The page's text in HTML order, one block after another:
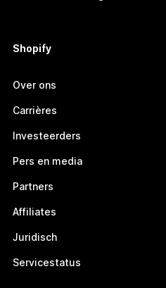
Shopify
Over ons
Carrières
Investeerders
Pers en media
Partners
Affiliates
Juridisch
Servicestatus